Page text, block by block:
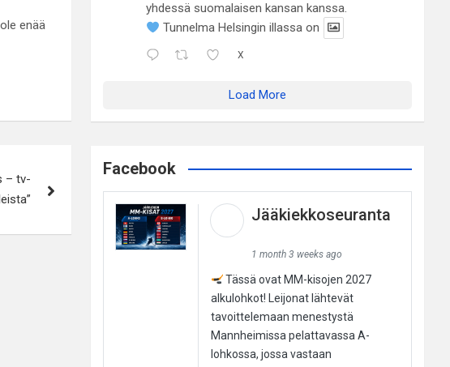
enää
– tv-
yhdessä suomalaisen kansan kanssa.
Tunnelma Helsingin illassa on
X
Load More
Facebook
Jääkiekkoseuranta
1 month 3 weeks ago
Tässä ovat MM-kisojen 2027
alkulohkot! Leijonat lähtevät
tavoittelemaan menestystä
Mannheimissa pelattavassa A-
lohkossa, jossa vastaan